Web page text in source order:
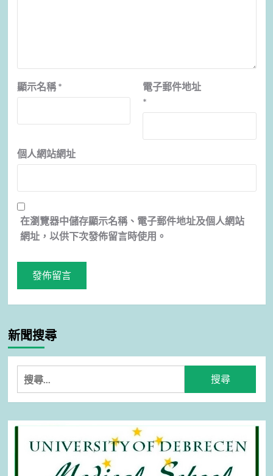
顯示名稱 *
電子郵件地址
*
個人網站網址
在瀏覽器中儲存顯示名稱、電子郵件地址及個人網站
網址，以供下次發佈留言時使用。
新聞搜尋
搜
尋
關
鍵